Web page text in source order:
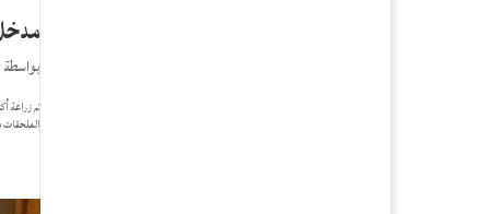
بواسطة